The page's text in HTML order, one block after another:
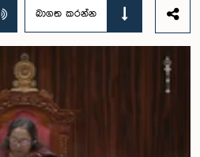
බාගත කරන්න